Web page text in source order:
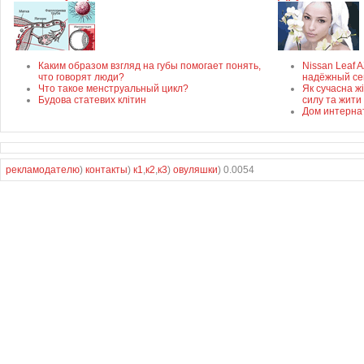
Каким образом взгляд на губы помогает понять,
что говорят люди?
Что такое менструальный цикл?
Будова статевих клітин
Nissan Leaf
надёжный
Як сучасна
силу та жити
Дом
рекламодателю) контакты) к1,к2,к3) овуляшки) 0.0054